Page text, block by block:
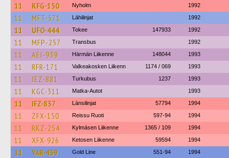
11 KFG-150 Nyholm 1992
11 MFT-571 Lähilinjat 1992
11 UFO-444 Tokee 147933 1992
11 MFP-257 Transbus 1992
11 AEI-939 Härmän Liikenne 148044 1993
11 RFR-171 Valkeakosken Liikenn 1174 / 069 1993
11 JEZ-881 Turkubus 1237 1993
11 KGC-311 Matka-Autot 1993
11 IFZ-837 Länsilinjat 57794 1994
11 ZFX-150 Reissu Ruoti 597-94 1994
11 RKZ-254 Kylmäsen Liikenne 1365 / 109 1994
11 XFX-926 Ketosen Liikenne 59594 1994
11 YAR-439 Gold Line 551-94 1994